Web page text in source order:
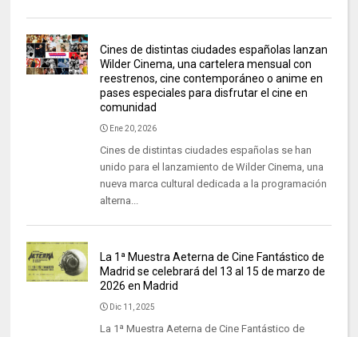
Cines de distintas ciudades españolas lanzan
Wilder Cinema, una cartelera mensual con
reestrenos, cine contemporáneo o anime en
pases especiales para disfrutar el cine en
comunidad
Ene 20, 2026
Cines de distintas ciudades españolas se han
unido para el lanzamiento de Wilder Cinema, una
nueva marca cultural dedicada a la programación
alterna...
La 1ª Muestra Aeterna de Cine Fantástico de
Madrid se celebrará del 13 al 15 de marzo de
2026 en Madrid
Dic 11, 2025
La 1ª Muestra Aeterna de Cine Fantástico de